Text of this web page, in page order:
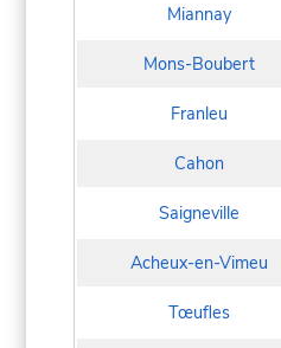
Miannay
Mons-Boubert
Franleu
Cahon
Saigneville
Acheux-en-Vimeu
Tœufles